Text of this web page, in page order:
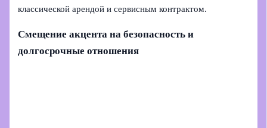
классической арендой и сервисным контрактом.
Смещение акцента на безопасность и
долгосрочные отношения